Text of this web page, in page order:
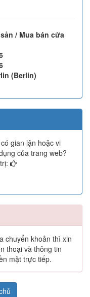
/ Mua bán cửa
(Berlin)
gian lận hoặc vi
của trang web?
chuyển khoản thì xin
thoại và thông tin
mặt trực tiếp.